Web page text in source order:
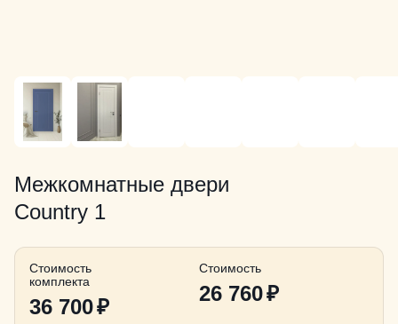
Межкомнатные двери
Country 1
Стоимость
комплекта
36 700₽
Стоимость
26 760₽